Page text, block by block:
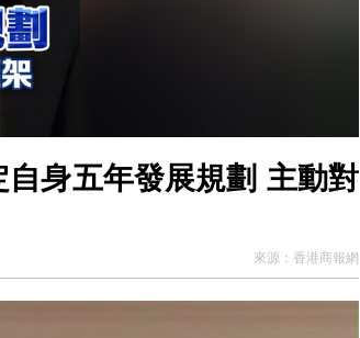
身五年發展規劃 主動對
來源： 香港商報網